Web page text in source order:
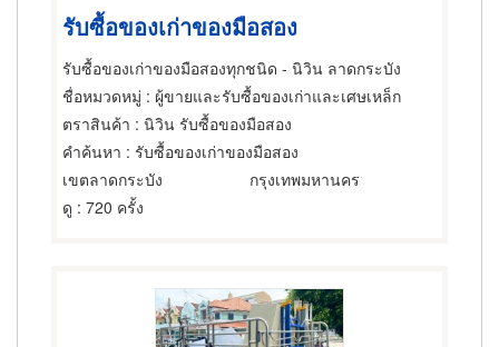
รับซื้อของเก่าของมือสอง
รับซื้อของเก่าของมือสองทุกชนิด - นิวิน ลาดกระบัง
ชื่อหมวดหมู่ : ผู้ขายและรับซื้อของเก่าและเศษเหล็ก
ตราสินค้า : นิวิน รับซื้อของมือสอง
คำค้นหา : รับซื้อของเก่าของมือสอง
เขตลาดกระบัง
กรุงเทพมหานคร
ดู : 720 ครั้ง